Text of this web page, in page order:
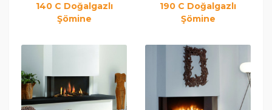
140 C Doğalgazlı
Şömine
190 C Doğalgazlı
Şömine